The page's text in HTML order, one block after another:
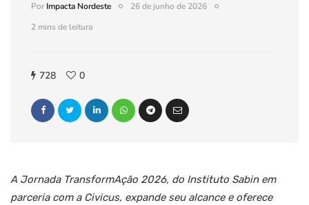
PorImpacta Nordeste
26 de junho de 2026
2 mins de leitura
728 0
A Jornada TransformAção 2026, do Instituto Sabin em
parceria com a Civicus, expande seu alcance e oferece